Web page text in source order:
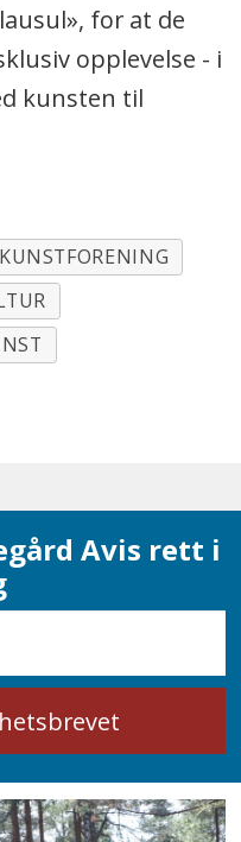
for at de
opplevelse - i
kunsten til
Avis rett i